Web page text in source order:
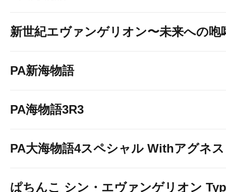
新世紀エヴァンゲリオン〜未来への咆
PA新海物語
PA海物語3R3
PA大海物語4スペシャル Withアグネ
ぱちんこ シン・エヴァンゲリオン